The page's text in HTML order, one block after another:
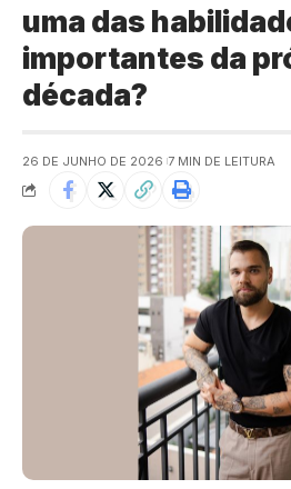
uma das
importantes da
década?
26 DE JUNHO DE 2026 7 MIN DE LEITURA